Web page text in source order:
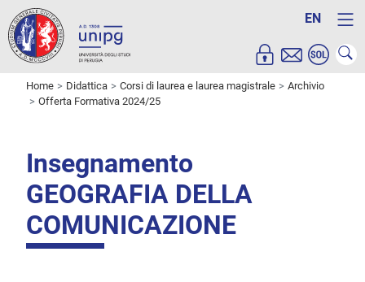
EN
Home Didattica Corsi di laurea e laurea magistrale
Archivio
Offerta Formativa 2024/25
Insegnamento
GEOGRAFIA DELLA
COMUNICAZIONE